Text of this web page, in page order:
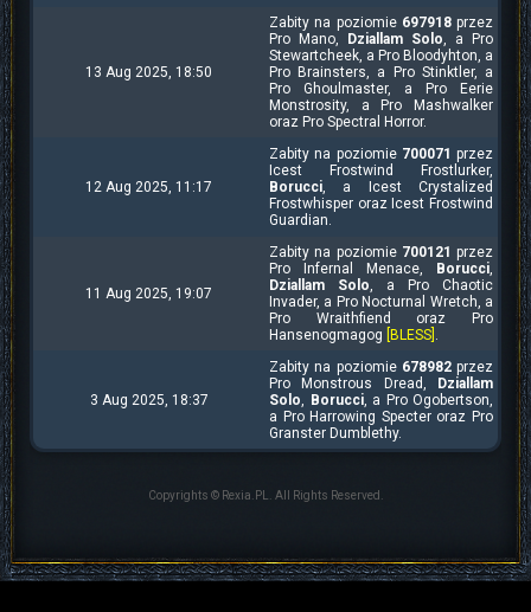
13 Aug 2025, 18:50
Zabity na poziomie 697918przez
Pro Mano,
Dziallam Solo, a Pro
Stewartcheek, a Pro Bloodyhton, a
Pro Brainsters, a Pro Stinktler, a
Pro Ghoulmaster, a Pro Eerie
Monstrosity, a Pro Mashwalker
oraz Pro Spectral Horror.
12 Aug 2025, 11:17
Zabity na poziomie 700071 przez
Icest Frostwind Frostlurker,
Borucci, a Icest Crystalized
Frostwhisper oraz Icest Frostwind
Guardian.
11 Aug 2025, 19:07
Zabity na poziomie 700121 przez
Pro Infernal Menace,
Borucci,
Dziallam Solo, a Pro Chaotic
Invader, a Pro Nocturnal Wretch, a
Pro Wraithfiend oraz Pro
Hansenogmagog
[BLESS] .
3 Aug 2025, 18:37
Zabity na poziomie 678982przez
Pro Monstrous Dread,
Dziallam
Solo, Borucci, a Pro Ogobertson,
a Pro Harrowing Specter oraz Pro
Granster Dumblethy.
Copyrights © Rexia.PL. All Rights Reserved.